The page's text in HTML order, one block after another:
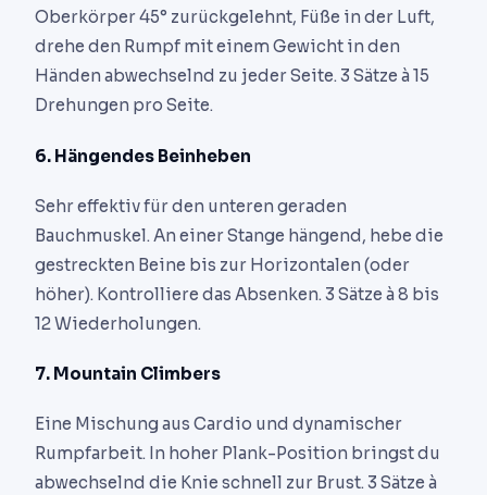
Oberkörper 45° zurückgelehnt, Füße in der Luft,
drehe den Rumpf mit einem Gewicht in den
Händen abwechselnd zu jeder Seite. 3 Sätze à 15
Drehungen pro Seite.
6. Hängendes Beinheben
Sehr effektiv für den unteren geraden
Bauchmuskel. An einer Stange hängend, hebe die
gestreckten Beine bis zur Horizontalen (oder
höher). Kontrolliere das Absenken. 3 Sätze à 8 bis
12 Wiederholungen.
7. Mountain Climbers
Eine Mischung aus Cardio und dynamischer
Rumpfarbeit. In hoher Plank-Position bringst du
abwechselnd die Knie schnell zur Brust. 3 Sätze à